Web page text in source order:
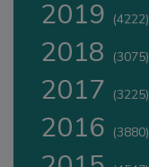
2019 (4222)
2018 (3075)
2017 (3225)
2016 (3880)